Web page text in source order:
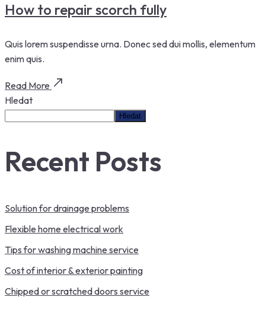
How to repair scorch fully
Quis lorem suspendisse urna. Donec sed dui mollis, elementum
enim quis.
Read More
Hledat
Hledat
Recent Posts
Solution for drainage problems
Flexible home electrical work
Tips for washing machine service
Cost of interior & exterior painting
Chipped or scratched doors service